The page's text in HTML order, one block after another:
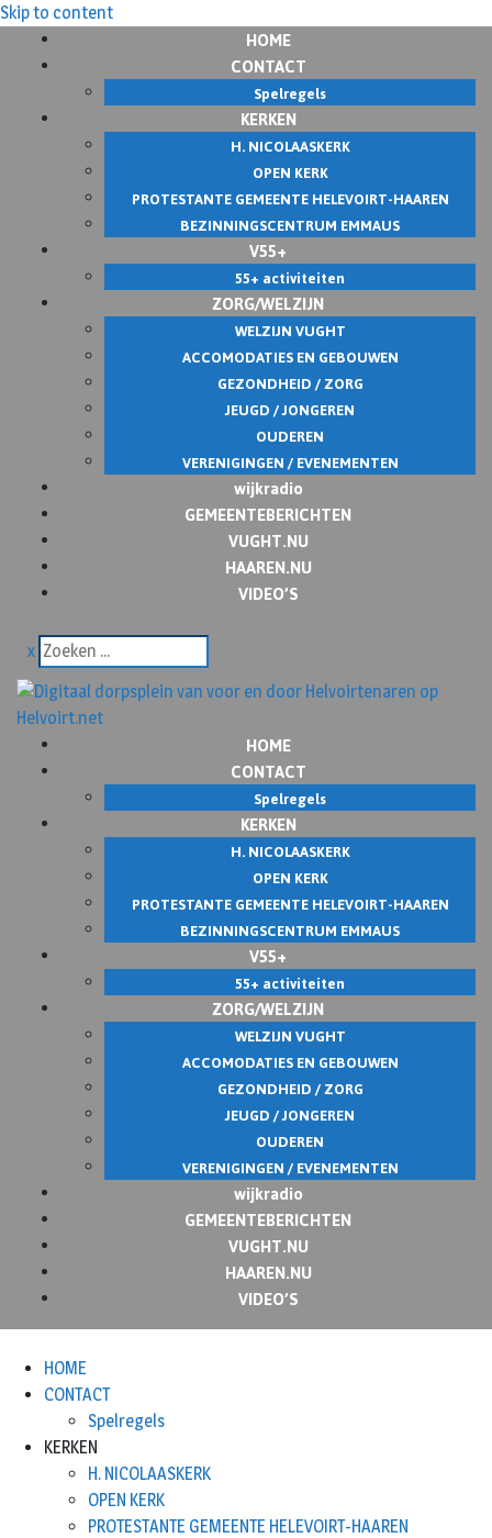
Skip to content
HOME
CONTACT
Spelregels
KERKEN
H. NICOLAASKERK
OPEN KERK
PROTESTANTE GEMEENTE HELEVOIRT-HAAREN
BEZINNINGSCENTRUM EMMAUS
V55+
55+ activiteiten
ZORG/WELZIJN
WELZIJN VUGHT
ACCOMODATIES EN GEBOUWEN
GEZONDHEID / ZORG
JEUGD / JONGEREN
OUDEREN
VERENIGINGEN / EVENEMENTEN
wijkradio
GEMEENTEBERICHTEN
VUGHT.NU
HAAREN.NU
VIDEO’S
x
HOME
CONTACT
Spelregels
KERKEN
H. NICOLAASKERK
OPEN KERK
PROTESTANTE GEMEENTE HELEVOIRT-HAAREN
BEZINNINGSCENTRUM EMMAUS
V55+
55+ activiteiten
ZORG/WELZIJN
WELZIJN VUGHT
ACCOMODATIES EN GEBOUWEN
GEZONDHEID / ZORG
JEUGD / JONGEREN
OUDEREN
VERENIGINGEN / EVENEMENTEN
wijkradio
GEMEENTEBERICHTEN
VUGHT.NU
HAAREN.NU
VIDEO’S
HOME
CONTACT
Spelregels
KERKEN
H. NICOLAASKERK
OPEN KERK
PROTESTANTE GEMEENTE HELEVOIRT-HAAREN